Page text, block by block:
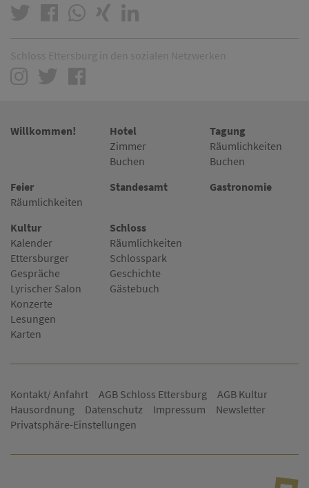
Schloss Ettersburg in den sozialen Netzwerken
Willkommen!
Hotel
Zimmer
Buchen
Tagung
Räumlichkeiten
Buchen
Feier
Räumlichkeiten
Standesamt Gastronomie
Kultur
Kalender
Ettersburger
Gespräche
Lyrischer Salon
Konzerte
Lesungen
Karten
Schloss
Räumlichkeiten
Schlosspark
Geschichte
Gästebuch
Kontakt/ Anfahrt AGB Schloss Ettersburg
AGB Kultur
Hausordnung
Datenschutz Impressum
Newsletter
Privatsphäre-Einstellungen